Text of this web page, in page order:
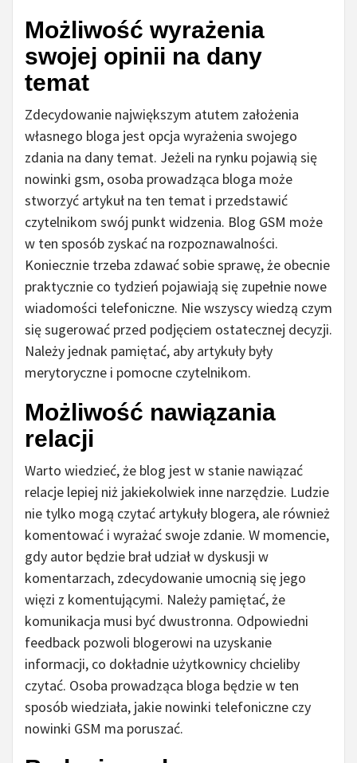
Możliwość wyrażenia
swojej opinii na dany
temat
Zdecydowanie największym atutem założenia
własnego bloga jest opcja wyrażenia swojego
zdania na dany temat. Jeżeli na rynku pojawią się
nowinki gsm, osoba prowadząca bloga może
stworzyć artykuł na ten temat i przedstawić
czytelnikom swój punkt widzenia. Blog GSM może
w ten sposób zyskać na rozpoznawalności.
Koniecznie trzeba zdawać sobie sprawę, że obecnie
praktycznie co tydzień pojawiają się zupełnie nowe
wiadomości telefoniczne. Nie wszyscy wiedzą czym
się sugerować przed podjęciem ostatecznej decyzji.
Należy jednak pamiętać, aby artykuły były
merytoryczne i pomocne czytelnikom.
Możliwość nawiązania
relacji
Warto wiedzieć, że blog jest w stanie nawiązać
relacje lepiej niż jakiekolwiek inne narzędzie. Ludzie
nie tylko mogą czytać artykuły blogera, ale również
komentować i wyrażać swoje zdanie. W momencie,
gdy autor będzie brał udział w dyskusji w
komentarzach, zdecydowanie umocnią się jego
więzi z komentującymi. Należy pamiętać, że
komunikacja musi być dwustronna. Odpowiedni
feedback pozwoli blogerowi na uzyskanie
informacji, co dokładnie użytkownicy chcieliby
czytać. Osoba prowadząca bloga będzie w ten
sposób wiedziała, jakie nowinki telefoniczne czy
nowinki GSM ma poruszać.